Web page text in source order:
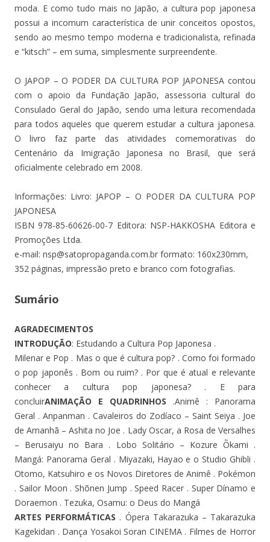
moda. E como tudo mais no Japão, a cultura pop japonesa
possui a incomum característica de unir conceitos opostos,
sendo ao mesmo tempo moderna e tradicionalista, refinada
e “kitsch” – em suma, simplesmente surpreendente.
O JAPOP – O PODER DA CULTURA POP JAPONESA contou
com o apoio da Fundação Japão, assessoria cultural do
Consulado Geral do Japão, sendo uma leitura recomendada
para todos aqueles que querem estudar a cultura japonesa.
O livro faz parte das atividades comemorativas do
Centenário da Imigração Japonesa no Brasil, que será
oficialmente celebrado em 2008.
Informações: Livro: JAPOP – O PODER DA CULTURA POP
JAPONESA
ISBN 978-85-60626-00-7 Editora: NSP-HAKKOSHA Editora e
Promoções Ltda.
e-mail: nsp@satopropaganda.com.br formato: 160x230mm,
352 páginas, impressão preto e branco com fotografias.
Sumário
AGRADECIMENTOS
INTRODUÇÃO: Estudando a Cultura Pop Japonesa .
Milenar e Pop . Mas o que é cultura pop? . Como foi formado
o pop japonês . Bom ou ruim? . Por que é atual e relevante
conhecer a cultura pop japonesa? . E para
concluirANIMAÇÃO E QUADRINHOS .Animê : Panorama
Geral . Anpanman . Cavaleiros do Zodíaco – Saint Seiya . Joe
de Amanhã – Ashita no Joe . Lady Oscar, a Rosa de Versalhes
– Berusaiyu no Bara . Lobo Solitário – Kozure Õkami .
Mangá: Panorama Geral . Miyazaki, Hayao e o Studio Ghibli .
Otomo, Katsuhiro e os Novos Diretores de Animê . Pokémon
. Sailor Moon . Shõnen Jump . Speed Racer . Super Dínamo e
Doraemon . Tezuka, Osamu: o Deus do Mangá
ARTES PERFORMÁTICAS . Ópera Takarazuka – Takarazuka
Kagekidan . Dança Yosakoi Soran CINEMA . Filmes de Horror